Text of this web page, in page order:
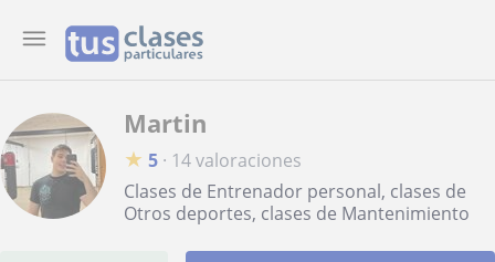
Martin
★ 5 · 14 valoraciones
Clases de Entrenador personal, clases de
Otros deportes, clases de Mantenimiento